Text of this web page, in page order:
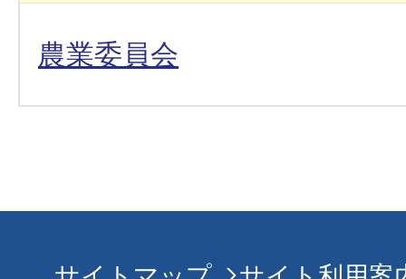
農業委員会